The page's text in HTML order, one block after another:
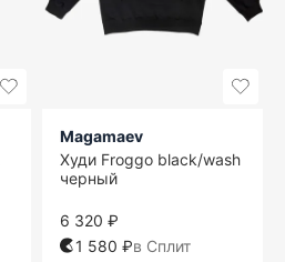
Magamaev
Худи Froggo black/wash
черный
6 320 ₽
1 580 ₽в Сплит